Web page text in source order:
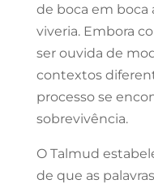
de boca em boca
viveria. Embora
ser ouvida de
contextos
processo se
sobrevivência.
O Talmud
de que as